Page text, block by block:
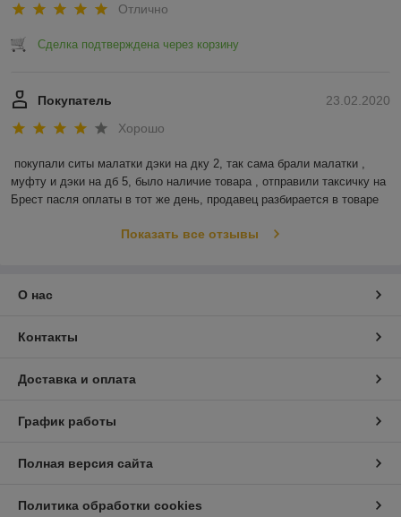
Отлично
Сделка подтверждена через корзину
23.02.2020
Покупатель
Хорошо
покупали ситы малатки дэки на дку 2, так сама брали малатки ,
муфту и дэки на дб 5, было наличие товара , отправили таксичку на
Брест пасля оплаты в тот же день, продавец разбирается в товаре
Показать все отзывы
О нас
Контакты
Доставка и оплата
График работы
Полная версия сайта
Политика обработки cookies